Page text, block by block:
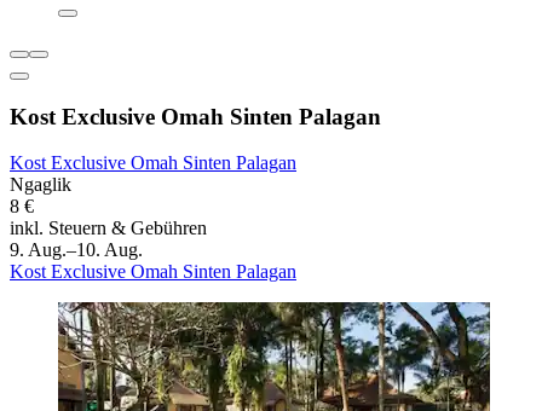
Kost Exclusive Omah Sinten Palagan
Kost Exclusive Omah Sinten Palagan
Ngaglik
8 €
inkl. Steuern & Gebühren
9. Aug.–10. Aug.
Kost Exclusive Omah Sinten Palagan